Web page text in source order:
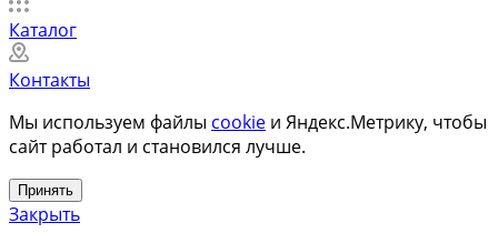
Каталог
Контакты
Мы используем файлы cookie и Яндекс.Метрику, чтобы
сайт работал и становился лучше.
Принять
Закрыть